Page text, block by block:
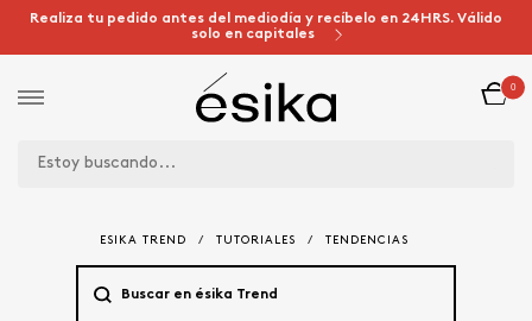
Realiza tu pedido antes del mediodía y recíbelo en 24HRS. Válido
solo en capitales
0
ESIKA TREND / TUTORIALES / TENDENCIAS